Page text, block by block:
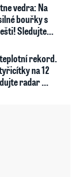
vedra: Na
bouřky s
Sledujte…
rekord.
na 12
radar …